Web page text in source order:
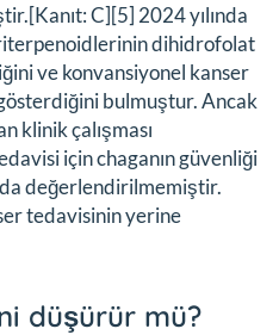
C][5] 2024 yılında
dihidrofolat
ve konvansiyonel kanser
bulmuştur. Ancak
klinik çalışması
için chaganın güvenliği
değerlendirilmemiştir.
tedavisinin yerine
düşürür mü?